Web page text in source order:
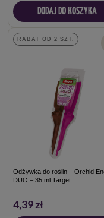
DODAJ DO KOSZYKA
RABAT OD 2 SZT.
Odżywka do roślin – Orchid
DUO – 35 ml Target
4,39 zł